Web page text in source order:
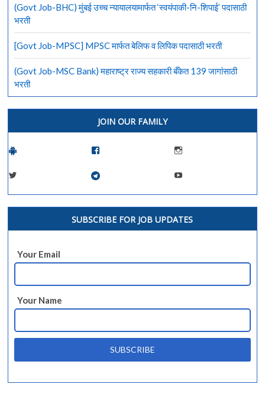
(Govt Job-BHC) मुंबई उच्च न्यायालयामार्फत ‘स्वयंपाकी-नि-शिपाई’ पदासाठी
भरती
[Govt Job-MPSC] MPSC मार्फत बेलिफ व लिपिक पदासाठी भरती
(Govt Job-MSC Bank) महाराष्ट्र राज्य सहकारी बँकेत 139 जागांसाठी
भरती
JOIN OUR FAMILY
SUBSCRIBE FOR JOB UPDATES
Your Email
Your Name